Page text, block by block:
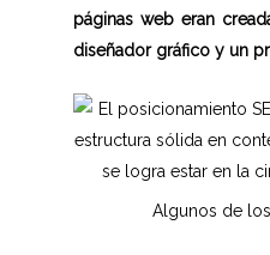
páginas web eran
diseñador gráfico y un
Algunos de